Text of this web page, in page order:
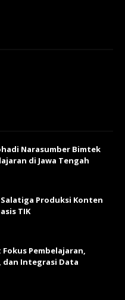
Narasumber Bimtek
di Jawa Tengah
Salatiga Produksi Konten
TIK
Fokus Pembelajaran,
dan Integrasi Data